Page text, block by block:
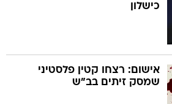
כישלון
אישום: רצחו קטין פלסטיני
שמסק זיתים בב"ש